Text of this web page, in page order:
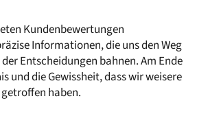
Kundenbewertungen
Informationen, die uns den Weg
Entscheidungen bahnen. Am Ende
und die Gewissheit, dass wir weisere
haben.